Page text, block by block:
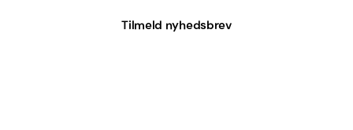
Tilmeld nyhedsbrev